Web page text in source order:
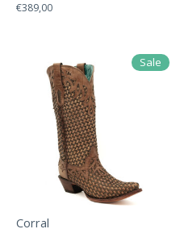
€389,00
Sale
Corral